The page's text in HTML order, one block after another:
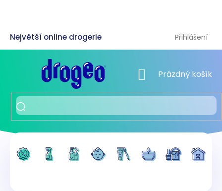
Přihlášení
NÁKUPNÍ KOŠÍK
Prázdný košík